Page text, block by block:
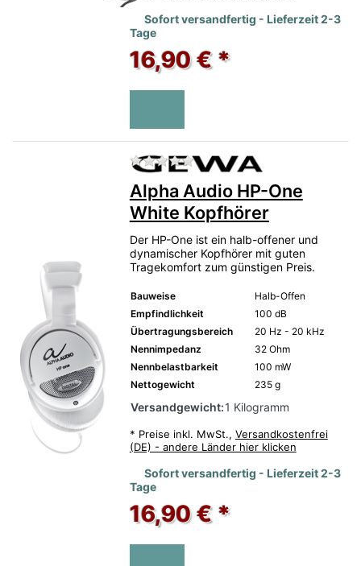
Sofort versandfertig - Lieferzeit 2-3
Tage
16,90 € *
Zu diesem Produkt liegen
Alpha Audio HP-One
White Kopfhörer
Der HP-One ist ein halb-offener und
dynamischer Kopfhörer mit guten
Tragekomfort zum günstigen Preis.
Bauweise
Halb-Offen
Empfindlichkeit
100 dB
Übertragungsbereich
20 Hz - 20 kHz
Nennimpedanz
32 Ohm
Nennbelastbarkeit
100 mW
Nettogewicht
235 g
Versandgewicht:1 Kilogramm
* Preise inkl. MwSt., Versandkostenfrei
(DE) - andere Länder hier klicken
Sofort versandfertig - Lieferzeit 2-3
Tage
16,90 € *